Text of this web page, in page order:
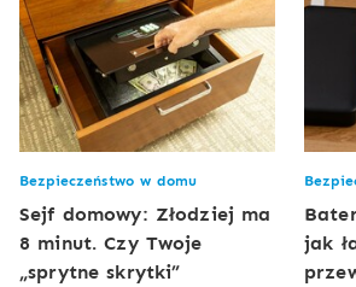
Bezpieczeństwo w domu
Sejf domowy: Złodziej ma
8 minut. Czy Twoje
„sprytne skrytki”
jak